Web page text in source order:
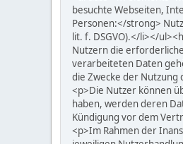
besuchte Webseiten,
Personen:</strong>
lit. f. DSGVO).</li></
Nutzern die
verarbeiteten Daten
die Zwecke der Nutzung
<p>Die Nutzer können
haben, werden deren
Kündigung vor dem
<p>Im Rahmen der